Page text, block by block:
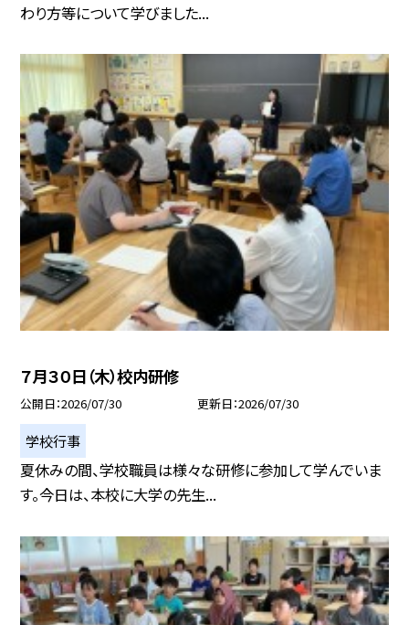
わり方等について学びました...
７月３０日（木）校内研修
公開日 2026/07/30 更新日 2026/07/30
学校行事
夏休みの間、学校職員は様々な研修に参加して学んでいま
す。今日は、本校に大学の先生...